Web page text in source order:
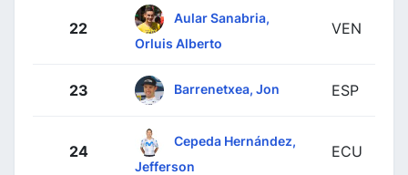
22
Aular Sanabria,
Orluis Alberto
VEN
23 Barrenetxea, Jon ESP
24
Cepeda Hernández,
Jefferson
ECU